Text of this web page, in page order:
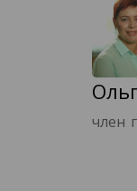
член